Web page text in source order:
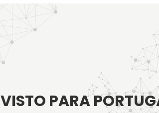
VISTO PARA